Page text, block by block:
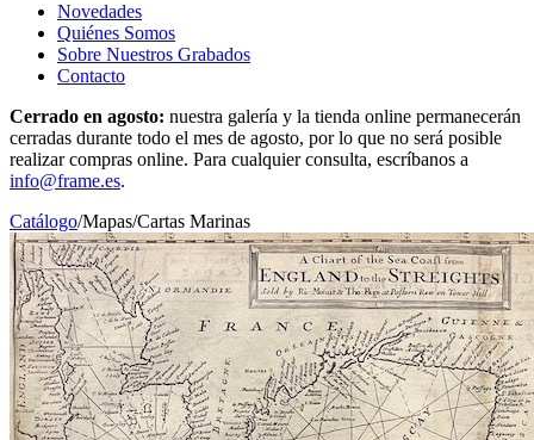
Novedades
Quiénes Somos
Sobre Nuestros Grabados
Contacto
Cerrado en agosto: nuestra galería y la tienda online permanecerán
cerradas durante todo el mes de agosto, por lo que no será posible
realizar compras online. Para cualquier consulta, escríbanos a
info@frame.es.
Catálogo/Mapas/Cartas Marinas